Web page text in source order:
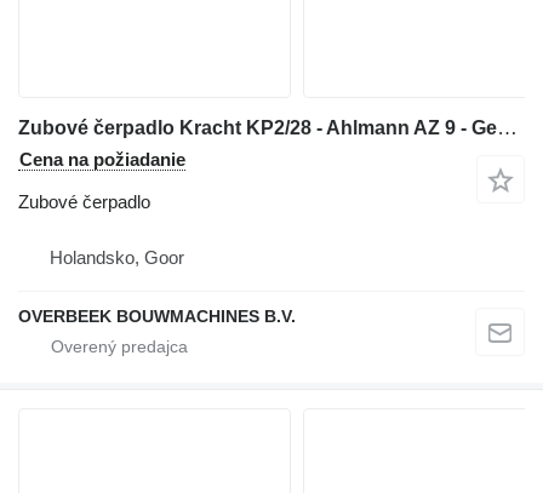
Zubové čerpadlo Kracht KP2/28 - Ahlmann AZ 9 - Gearpump na kolesového nakladača
Cena na požiadanie
Zubové čerpadlo
Holandsko, Goor
OVERBEEK BOUWMACHINES B.V.